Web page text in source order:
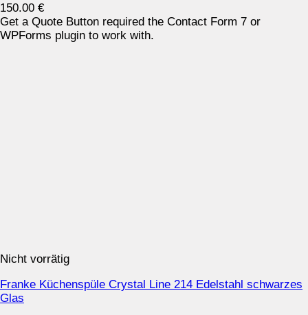
150.00 €
Get a Quote Button required the Contact Form 7 or
WPForms plugin to work with.
Nicht vorrätig
Franke Küchenspüle Crystal Line 214 Edelstahl schwarzes
Glas